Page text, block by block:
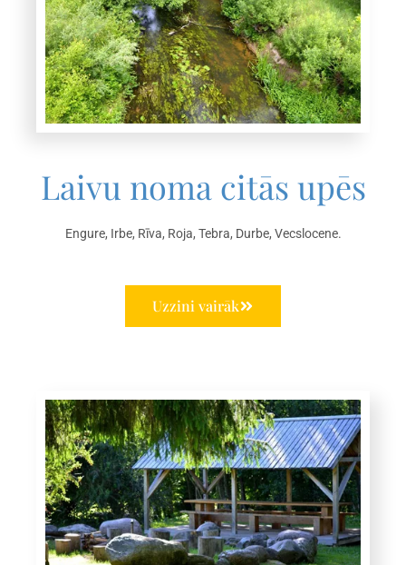
Laivu noma citās upēs
Engure, Irbe, Rīva, Roja, Tebra, Durbe, Vecslocene.
Uzzini vairāk